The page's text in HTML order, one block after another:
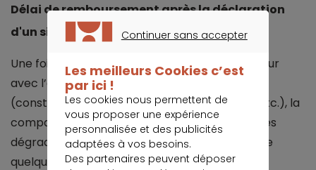
Délai de remboursement après la déclaration
d'un sinistre incendie
Une fois votre déclaration transmise à l’assureur
avec l’ensemble des documents nécessaires
(constat, dépôt de plainte, photos, factures, etc.), la
compagnie mandate un expert pour évaluer les
dégradations. Ce dernier dispose en général de
quelques jours à une semaine pour rendre son
Continuer sans accepter
Les meilleurs Cookies c’est
par ici !
Les cookies nous permettent de
vous proposer une expérience
personnalisée et des publicités
adaptées à vos besoins.
Des partenaires peuvent déposer